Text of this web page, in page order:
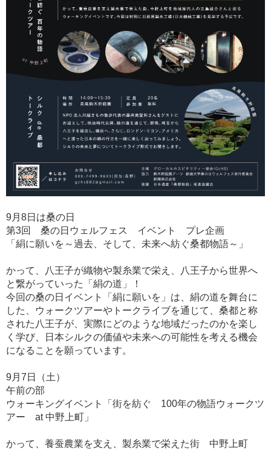
9月8日は桑の日
第3回 桑の日ウェルフェス イベント プレ企画
「絹に願いを～過去、そして、未来へ紡ぐ桑都物語～」
かって、八王子が織物や製糸業で栄え、八王子から世界へ
と繋がっていった「絹の道」！
今回の桑の日イベント「絹に願いを」は、絹の道を舞台に
した、ウォークツアーやトークライブを通じて、桑都と称
された八王子が、実際にどのような地域だったのかを楽し
く学び、日本シルクの価値や未来への可能性を考える機会
になることを願っています。
9月7日（土）
午前の部
ウォーキングイベント「街を紡ぐ 100年の物語ウォークツ
アー at 中野上町」
かって、養蚕農業を支え、製糸業で栄えた街 中野上町